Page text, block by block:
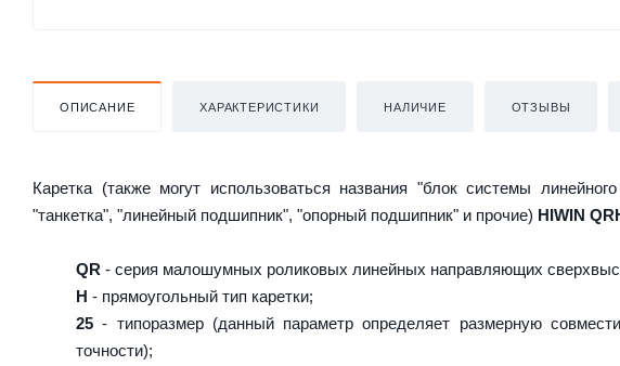
ОПИСАНИЕ ХАРАКТЕРИСТИКИ НАЛИЧИЕ ОТЗЫВЫ
Каретка (также могут использоваться названия "блок системы
"танкетка", "линейный подшипник", "опорный подшипник" и прочие) HIWIN
QR - серия малошумных роликовых линейных направляющих
H - прямоугольный тип каретки;
25 - типоразмер (данный параметр определяет размерную
точности);